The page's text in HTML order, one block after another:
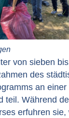
von sieben
des
an einer
teil. Während
erfuhren sie,